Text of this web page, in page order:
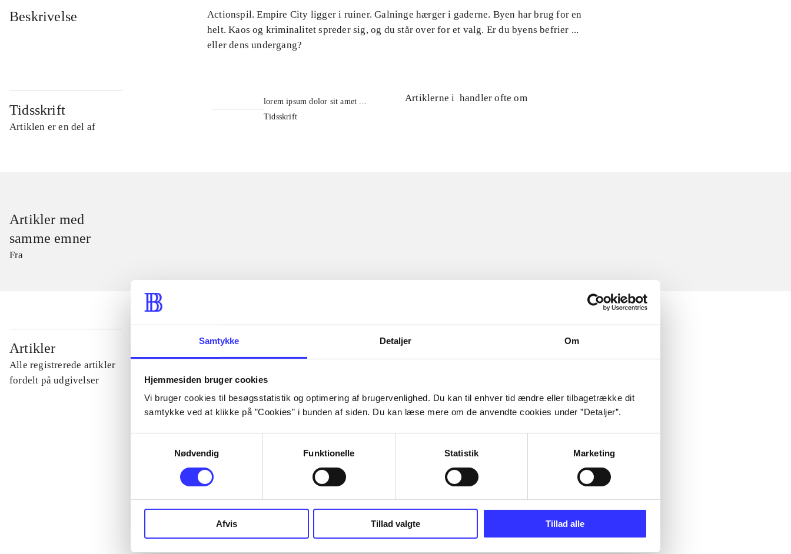
Samtykke Detaljer Om
Hjemmesiden bruger cookies
Vi bruger cookies til besøgsstatistik og optimering af brugervenlighed. Du kan til enhver tid ændre eller tilbagetrække dit
samtykke ved at klikke på ”Cookies” i bunden af siden. Du kan læse mere om de anvendte cookies under ”Detaljer”.
Nødvendig
Funktionelle Statistik Marketing
Afvis Tillad valgte Tillad alle
Beskrivelse
Actionspil. Empire City ligger i ruiner. Galninge hærger i gaderne. Byen har brug for en
helt. Kaos og kriminalitet spreder sig, og du står over for et valg. Er du byens befrier ...
eller dens undergang?
Tidsskrift
Artiklen er en del af
lorem ipsum dolor sit amet ...
Tidsskrift
Artiklerne i handler ofte om
Artikler med
samme emner
Fra
Artikler
Alle registrerede artikler
fordelt på udgivelser
...
...
...
...